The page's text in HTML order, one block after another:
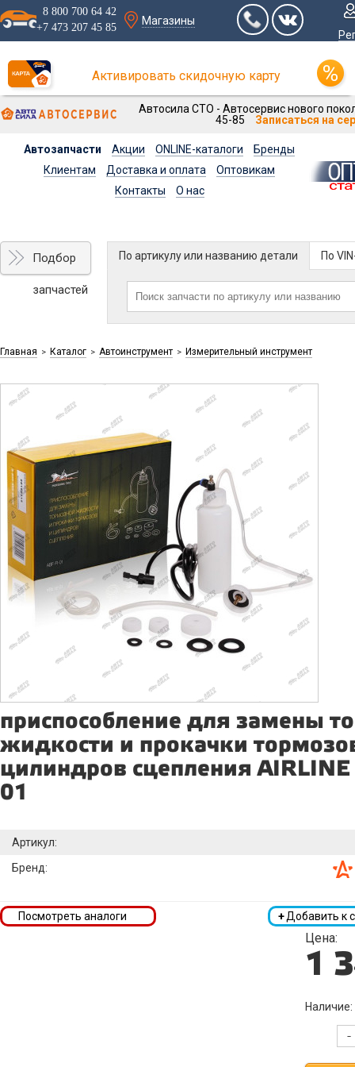
8 800 700 64 42
+7 473 207 45 85
Магазины
Активировать скидочную карту
Автосила СТО - Автосервис нового
45-85
Записаться на
Автозапчасти Акции ONLINE-каталоги
Бренды
Клиентам
Доставка и оплата
Оптовикам
Контакты
О нас
Подбор
запчастей
По артикулу или названию детали По
Главная > Каталог > Автоинструмент > Измерительный инструмент
приспособление для замены
жидкости и прокачки
цилиндров сцепления AIRLINE
01
Артикул:
Бренд:
+Добавить к
Посмотреть аналоги
Цена:
1
Наличие:
-